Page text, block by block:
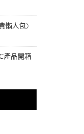
懶人包〉
產品開箱